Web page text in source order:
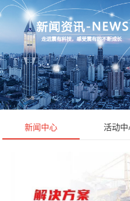
新闻中心 活动中